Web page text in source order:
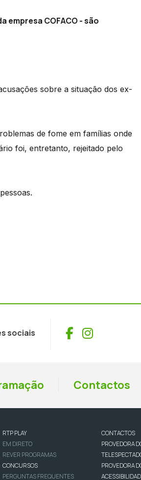
empresa COFACO - são
sobre a situação dos ex-
de fome em famílias onde
foi, entretanto, rejeitado pelo
sociais Facebook
Contactos
RTP PLAY
EM DIRETO
REVER PROGRAMAS
CONCURSOS
PERGUNTAS FREQUENTES
CONTACTOS
PROVEDORA
PROVEDORA